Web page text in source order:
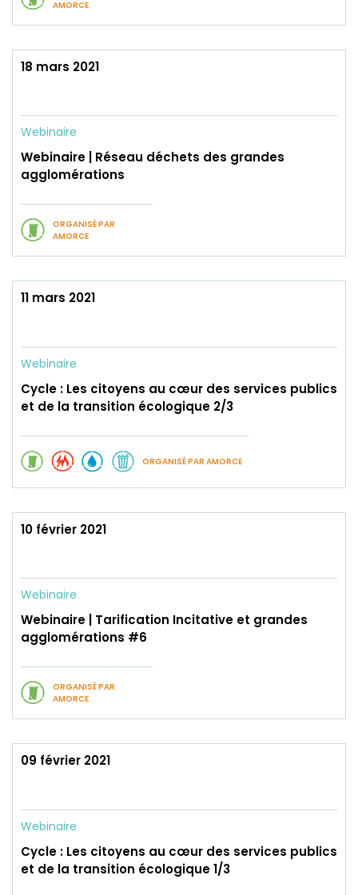
AMORCE
18 mars 2021
Webinaire
Webinaire | Réseau déchets des grandes
agglomérations
ORGANISÉ PAR
AMORCE
11 mars 2021
Webinaire
Cycle : Les citoyens au cœur des services publics
et de la transition écologique 2/3
ORGANISÉ PAR AMORCE
10 février 2021
Webinaire
Webinaire | Tarification Incitative et grandes
agglomérations #6
ORGANISÉ PAR
AMORCE
09 février 2021
Webinaire
Cycle : Les citoyens au cœur des services publics
et de la transition écologique 1/3